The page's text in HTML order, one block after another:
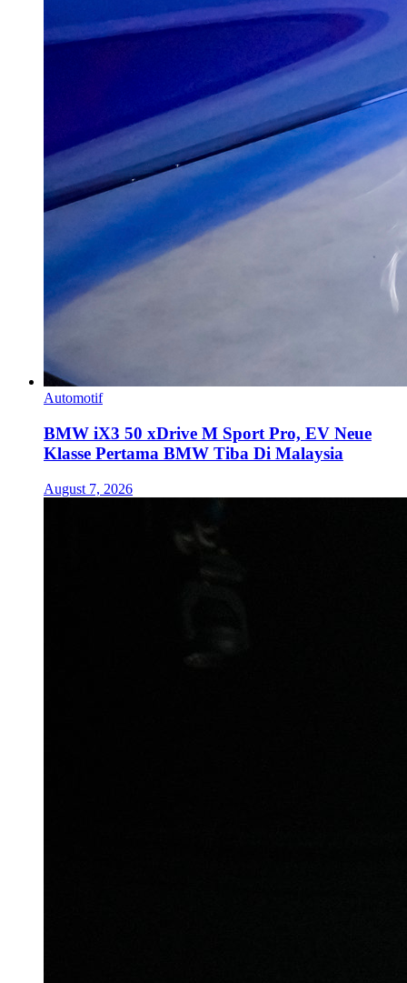
Automotif
BMW iX3 50 xDrive M Sport Pro, EV Neue
Klasse Pertama BMW Tiba Di Malaysia
August 7, 2026